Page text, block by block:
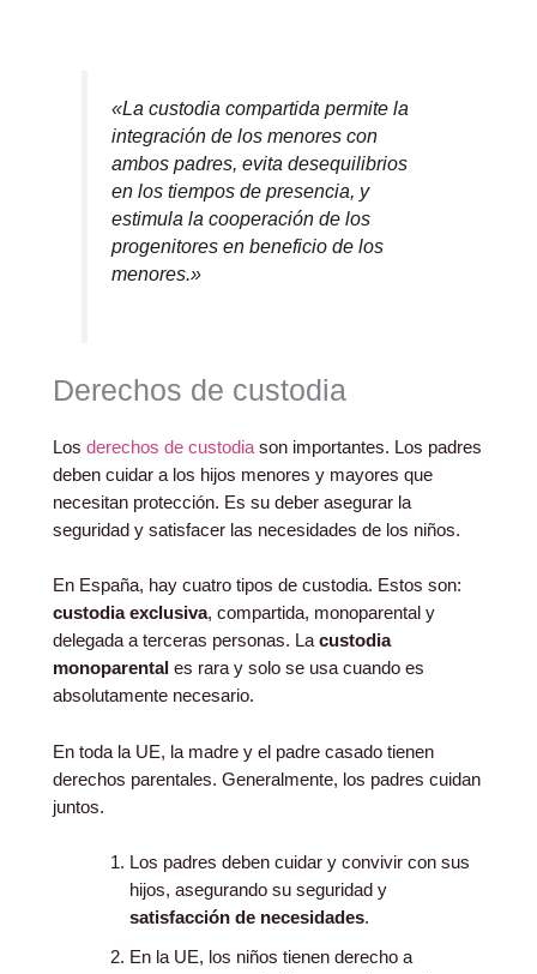
«La custodia compartida permite la
integración de los menores con
ambos padres, evita desequilibrios
en los tiempos de presencia, y
estimula la cooperación de los
progenitores en beneficio de los
menores.»
Derechos de custodia
Los derechos de custodia son importantes. Los padres
deben cuidar a los hijos menores y mayores que
necesitan protección. Es su deber asegurar la
seguridad y satisfacer las necesidades de los niños.
En España, hay cuatro tipos de custodia. Estos son:
custodia exclusiva, compartida, monoparental y
delegada a terceras personas. Lacustodia
monoparental es rara y solo se usa cuando es
absolutamente necesario.
En toda la UE, la madre y el padre casado tienen
derechos parentales. Generalmente, los padres cuidan
juntos.
Los padres deben cuidar y convivir con sus
hijos, asegurando su seguridad y
satisfacción de necesidades.
En la UE, los niños tienen derecho a